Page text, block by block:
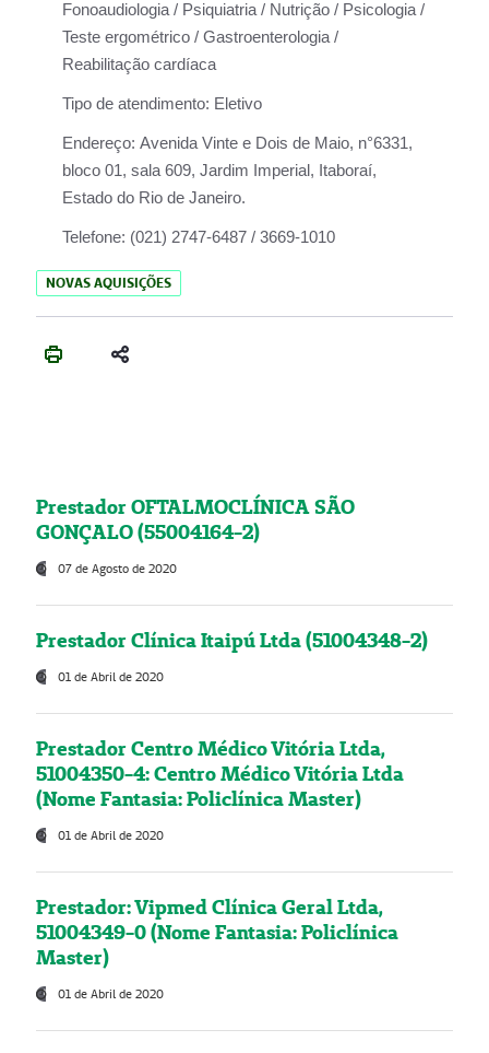
Fonoaudiologia / Psiquiatria / Nutrição / Psicologia /
Teste ergométrico / Gastroenterologia /
Reabilitação cardíaca
Tipo de atendimento: Eletivo
Endereço: Avenida Vinte e Dois de Maio, n°6331,
bloco 01, sala 609, Jardim Imperial, Itaboraí,
Estado do Rio de Janeiro.
Telefone: (021) 2747-6487 / 3669-1010
NOVAS AQUISIÇÕES
Prestador OFTALMOCLÍNICA SÃO
GONÇALO (55004164-2)
07 de Agosto de 2020
Prestador Clínica Itaipú Ltda (51004348-2)
01 de Abril de 2020
Prestador Centro Médico Vitória Ltda,
51004350-4: Centro Médico Vitória Ltda
(Nome Fantasia: Policlínica Master)
01 de Abril de 2020
Prestador: Vipmed Clínica Geral Ltda,
51004349-0 (Nome Fantasia: Policlínica
Master)
01 de Abril de 2020